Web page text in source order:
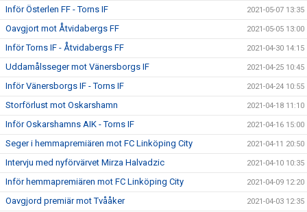
Inför Österlen FF - Torns IF 2021-05-07 13:35
Oavgjort mot Åtvidabergs FF 2021-05-05 13:00
Inför Torns IF - Åtvidabergs FF 2021-04-30 14:15
Uddamålsseger mot Vänersborgs IF 2021-04-25 10:45
Inför Vänersborgs IF - Torns IF 2021-04-24 10:55
Storförlust mot Oskarshamn 2021-04-18 11:10
Inför Oskarshamns AIK - Torns IF 2021-04-16 15:00
Seger i hemmapremiären mot FC Linköping City 2021-04-11 20:50
Intervju med nyförvärvet Mirza Halvadzic 2021-04-10 10:35
Inför hemmapremiären mot FC Linköping City 2021-04-09 12:20
Oavgjord premiär mot Tvååker 2021-04-03 12:35